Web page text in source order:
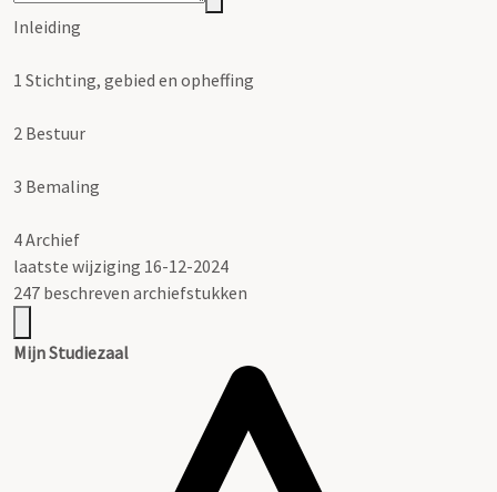
Inleiding
1 Stichting, gebied en opheffing
2 Bestuur
3 Bemaling
4Archief
laatste wijziging 16-12-2024
247 beschreven archiefstukken
Mijn Studiezaal